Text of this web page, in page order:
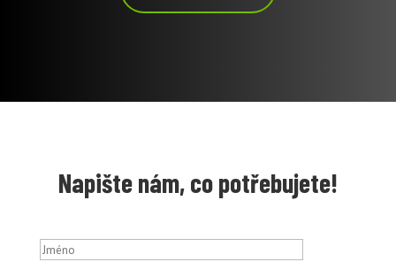
Napište nám, co potřebujete!